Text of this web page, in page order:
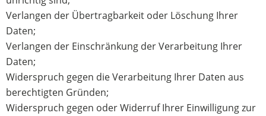
Verlangen der Übertragbarkeit oder Löschung Ihrer
Daten;
Verlangen der Einschränkung der Verarbeitung Ihrer
Daten;
Widerspruch gegen die Verarbeitung Ihrer Daten aus
berechtigten Gründen;
Widerspruch gegen oder Widerruf Ihrer Einwilligung zur